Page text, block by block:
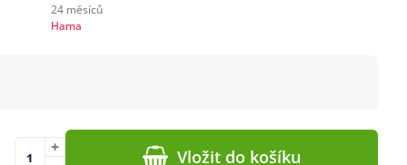
24 měsíců
Hama
+ Vložit do košíku